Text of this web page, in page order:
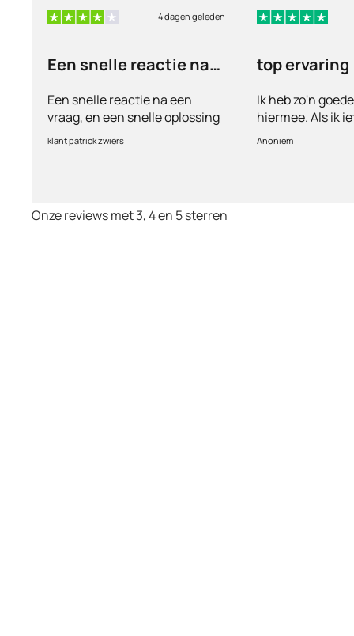
4 dagen geleden
Een snelle reactie na
Een snelle reactie na een
vraag, en een snelle oplossing
klant patrick zwiers
top ervaring
Ik heb zo'n
hiermee. Als ik
vul ik een
Anoniem
Onze reviews met 3, 4 en 5 sterren